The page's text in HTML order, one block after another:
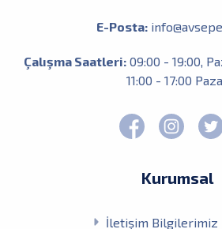
E-Posta:
Çalışma Saatleri: 09:00 - 19:00,
11:00 - 17:00
Kurumsal
İletişim Bilgilerimiz